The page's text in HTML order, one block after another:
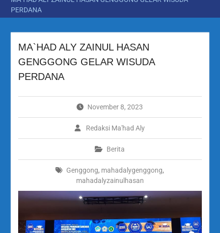
PERDANA
MA`HAD ALY ZAINUL HASAN
GENGGONG GELAR WISUDA
PERDANA
November 8, 2023
Redaksi Ma'had Aly
Berita
Genggong, mahadalygenggong,
mahadalyzainulhasan